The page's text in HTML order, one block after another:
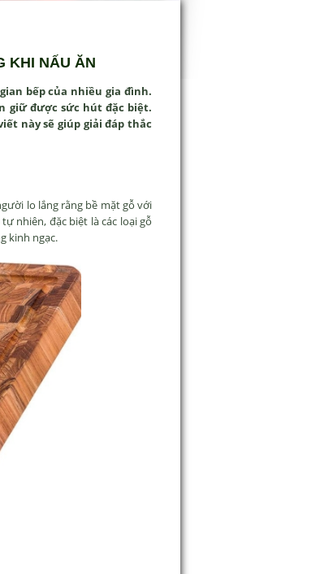
KHI NẤU ĂN
bếp của nhiều gia đình.
giữ được sức hút đặc biệt.
này sẽ giúp giải đáp thắc
lo lắng rằng bề mặt gỗ với
nhiên, đặc biệt là các loại gỗ
kinh ngạc.